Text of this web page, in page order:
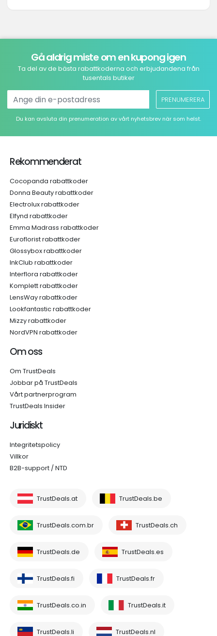
Gå aldrig miste om en kupong igen
Ta del av de bästa rabattkoderna och erbjudandena från
tusentals butiker
PRENUMERERA
Du kan avsluta din prenumeration av vårt nyhetsbrev när som helst.
Rekommenderat
Cocopanda rabattkoder
Donna Beauty rabattkoder
Electrolux rabattkoder
Elfynd rabattkoder
Emma Madrass rabattkoder
Euroflorist rabattkoder
Glossybox rabattkoder
InkClub rabattkoder
Interflora rabattkoder
Komplett rabattkoder
LensWay rabattkoder
Lookfantastic rabattkoder
Mizzy rabattkoder
NordVPN rabattkoder
Om oss
Om TrustDeals
Jobbar på TrustDeals
Vårt partnerprogram
TrustDeals Insider
Juridiskt
Integritetspolicy
Villkor
B2B-support / NTD
TrustDeals.at TrustDeals.be
TrustDeals.com.br TrustDeals.ch
TrustDeals.de TrustDeals.es
TrustDeals.fi TrustDeals.fr
TrustDeals.co.in TrustDeals.it
TrustDeals.li TrustDeals.nl